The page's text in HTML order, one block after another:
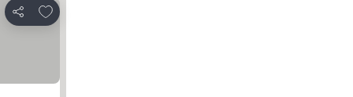
แชร์
เพิ่มในรายการโปรด